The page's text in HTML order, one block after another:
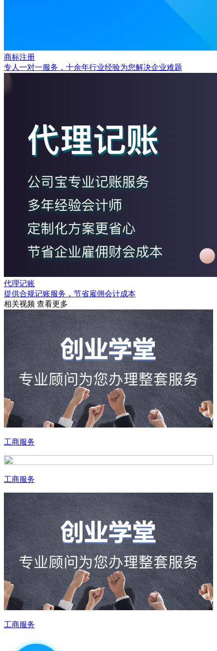
商标注册
专人一对一服务，十余年行业经验为您解决企业难题
代理记账
提供合规记账服务，节省雇佣会计成本
相关视频 查看更多
工商服务
工商服务
工商服务